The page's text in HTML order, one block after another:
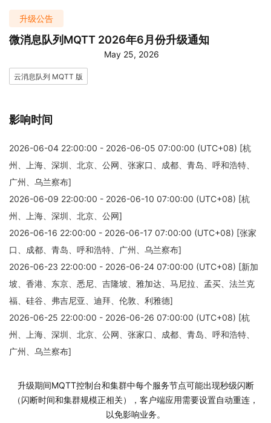
升级公告
微消息队列MQTT 2026年6月份升级通知
May 25, 2026
云消息队列 MQTT 版
影响时间
2026-06-04 22:00:00 - 2026-06-05 07:00:00 (UTC+08) [杭
州、上海、深圳、北京、公网、张家口、成都、青岛、呼和浩特、
广州、乌兰察布]
2026-06-09 22:00:00 - 2026-06-10 07:00:00 (UTC+08) [杭
州、上海、深圳、北京、公网]
2026-06-16 22:00:00 - 2026-06-17 07:00:00 (UTC+08) [张家
口、成都、青岛、呼和浩特、广州、乌兰察布]
2026-06-23 22:00:00 - 2026-06-24 07:00:00 (UTC+08) [新加
坡、香港、东京、悉尼、吉隆坡、雅加达、马尼拉、孟买、法兰克
福、硅谷、弗吉尼亚、迪拜、伦敦、利雅德]
2026-06-25 22:00:00 - 2026-06-26 07:00:00 (UTC+08) [杭
州、上海、深圳、北京、公网、张家口、成都、青岛、呼和浩特、
广州、乌兰察布]
升级期间MQTT控制台和集群中每个服务节点可能出现秒级闪断
（闪断时间和集群规模正相关），客户端应用需要设置自动重连，
以免影响业务。